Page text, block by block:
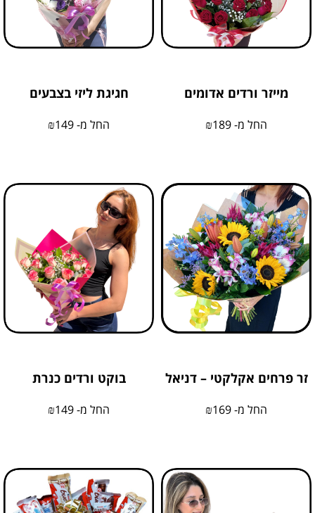
מייזר ורדים אדומים
החל מ- ₪189
חגיגת ליזי בצבעים
החל מ- ₪149
זר פרחים אקלקטי – דניאל
החל מ- ₪169
בוקט ורדים כנרת
החל מ- ₪149